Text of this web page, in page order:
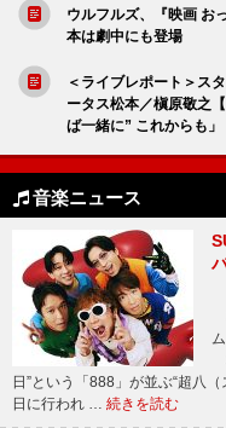
ウルフルズ、『映画 お
本は劇中にも登場
＜ライブレポート＞ス
ータス松本／槇原敬之
ば一緒に” これからも」
音楽ニュース
日”という「888」が並ぶ“超八
日に行われ … 続きを読む